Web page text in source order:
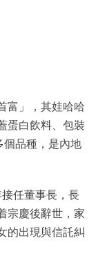
富」，其娃哈哈
蛋白飲料、包裝
個品種，是內地
任董事長，長
宗慶後辭世，家
的出現與信託糾